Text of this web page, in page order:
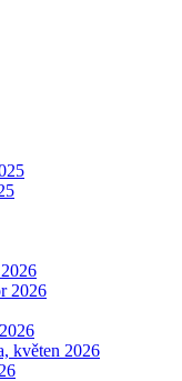
2026
květen 2026